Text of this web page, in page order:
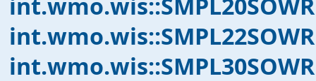
int.wmo.wis::SMPL20SOWR
int.wmo.wis::SMPL22SOWR
int.wmo.wis::SMPL30SOWR